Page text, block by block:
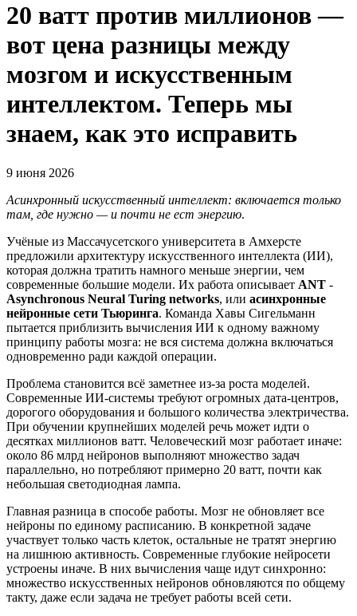
20 ватт против миллионов —
вот цена разницы между
мозгом и искусственным
интеллектом. Теперь мы
знаем, как это исправить
9 июня 2026
Асинхронный искусственный интеллект: включается только
там, где нужно — и почти не ест энергию.
Учёные из Массачусетского университета в Амхерсте
предложили архитектуру искусственного интеллекта (ИИ),
которая должна тратить намного меньше энергии, чем
современные большие модели. Их работа описывает ANT -
Asynchronous Neural Turing networks, или асинхронные
нейронные сети Тьюринга. Команда Хавы Сигельманн
пытается приблизить вычисления ИИ к одному важному
принципу работы мозга: не вся система должна включаться
одновременно ради каждой операции.
Проблема становится всё заметнее из-за роста моделей.
Современные ИИ-системы требуют огромных дата-центров,
дорогого оборудования и большого количества электричества.
При обучении крупнейших моделей речь может идти о
десятках миллионов ватт. Человеческий мозг работает иначе:
около 86 млрд нейронов выполняют множество задач
параллельно, но потребляют примерно 20 ватт, почти как
небольшая светодиодная лампа.
Главная разница в способе работы. Мозг не обновляет все
нейроны по единому расписанию. В конкретной задаче
участвует только часть клеток, остальные не тратят энергию
на лишнюю активность. Современные глубокие нейросети
устроены иначе. В них вычисления чаще идут синхронно:
множество искусственных нейронов обновляются по общему
такту, даже если задача не требует работы всей сети.